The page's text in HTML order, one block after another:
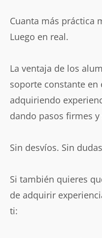
Cuanta más práctica
Luego en real.
La ventaja de los
soporte constante en
adquiriendo
dando pasos firmes
Sin desvíos. Sin
Si también quieres
de adquirir
ti: